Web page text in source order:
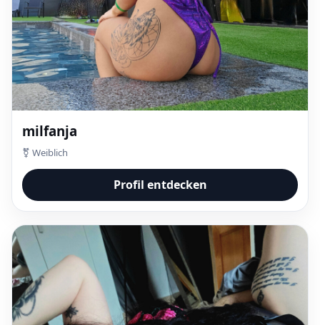
milfanja
⚧ Weiblich
Profil entdecken